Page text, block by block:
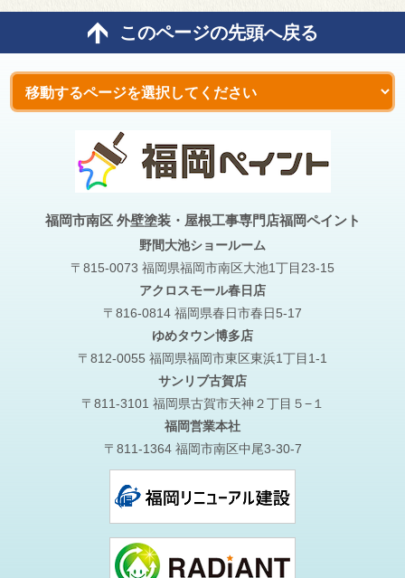
このページの先頭へ戻る
福岡市南区 外壁塗装・屋根工事専門店福岡ペイント
野間大池ショールーム
〒815-0073 福岡県福岡市南区大池1丁目23-15
アクロスモール春日店
〒816-0814 福岡県春日市春日5-17
ゆめタウン博多店
〒812-0055 福岡県福岡市東区東浜1丁目1-1
サンリブ古賀店
〒811-3101 福岡県古賀市天神２丁目５−１
福岡営業本社
〒811-1364 福岡市南区中尾3-30-7